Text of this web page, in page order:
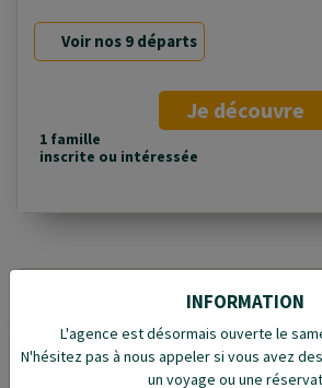
INFORMATION
L'agence est désormais ouverte le
N'hésitez pas à nous appeler si vous avez
un voyage ou une
Voir nos 9 départs
Je découvre
1 famille
inscrite ou intéressée